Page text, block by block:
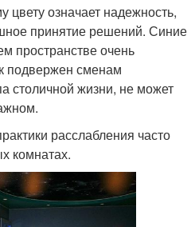
цвету означает надежность,
принятие решений. Синие
пространстве очень
подвержен сменам
столичной жизни, не может
расслабления часто
комнатах.